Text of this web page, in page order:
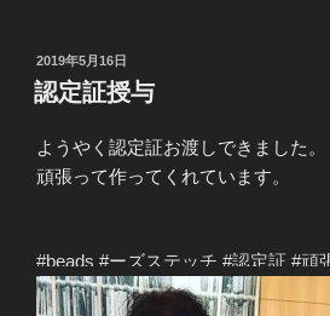
投
稿
日:
2019年5月16日
認定証授与
ようやく認定証お渡しできました。
頑張って作ってくれています。
#beads #ーズステッチ #認定証 #頑